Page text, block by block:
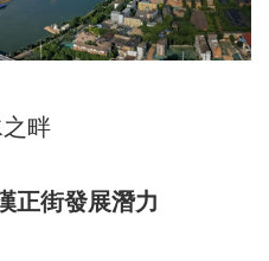
畔
正街發展潛力